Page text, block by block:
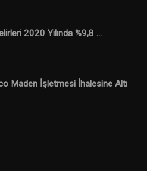
2020 Yılında %9,8 ...
Maden İşletmesi İhalesine Altı